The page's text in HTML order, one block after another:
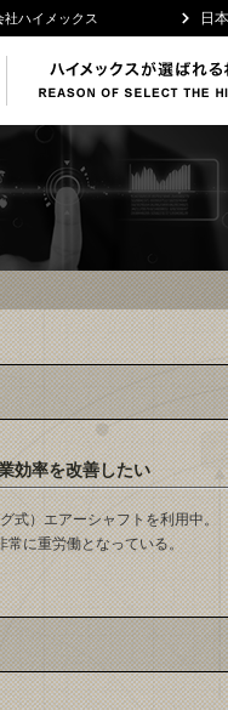
ハイメックス 日
効率を改善したい
式）エアーシャフトを利用中。
常に重労働となっている。